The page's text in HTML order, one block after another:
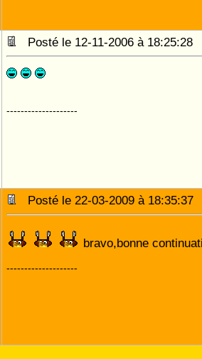
Posté le 12-11-2006 à
--------------------
Posté le 22-03-2009 à
bravo,bonne
--------------------